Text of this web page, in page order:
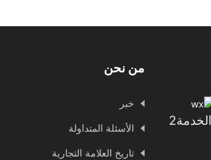
الخدمة2
من نحن
خبر
الأسئلة المتداولة
تاريخ العلامة التجارية